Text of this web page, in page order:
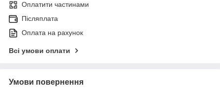
Оплатити частинами
Післяплата
Оплата на рахунок
Всі умови оплати
Умови повернення